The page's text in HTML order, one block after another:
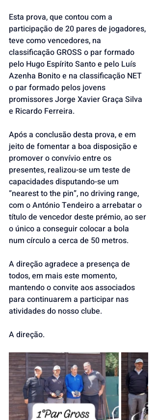
Esta prova, que contou com a
participação de 20 pares de jogadores,
teve como vencedores, na
classificação GROSS o par formado
pelo Hugo Espírito Santo e pelo Luís
Azenha Bonito e na classificação NET
o par formado pelos jovens
promissores Jorge Xavier Graça Silva
e Ricardo Ferreira.
Após a conclusão desta prova, e em
jeito de fomentar a boa disposição e
promover o convívio entre os
presentes, realizou-se um teste de
capacidades disputando-se um
“nearest to the pin”, no driving range,
com o António Tendeiro a arrebatar o
título de vencedor deste prémio, ao ser
o único a conseguir colocar a bola
num círculo a cerca de 50 metros.
A direção agradece a presença de
todos, em mais este momento,
mantendo o convite aos associados
para continuarem a participar nas
atividades do nosso clube.
A direção.